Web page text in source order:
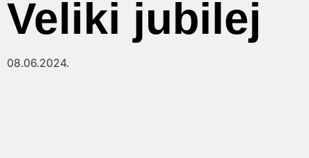
Veliki jubilej
08.06.2024.